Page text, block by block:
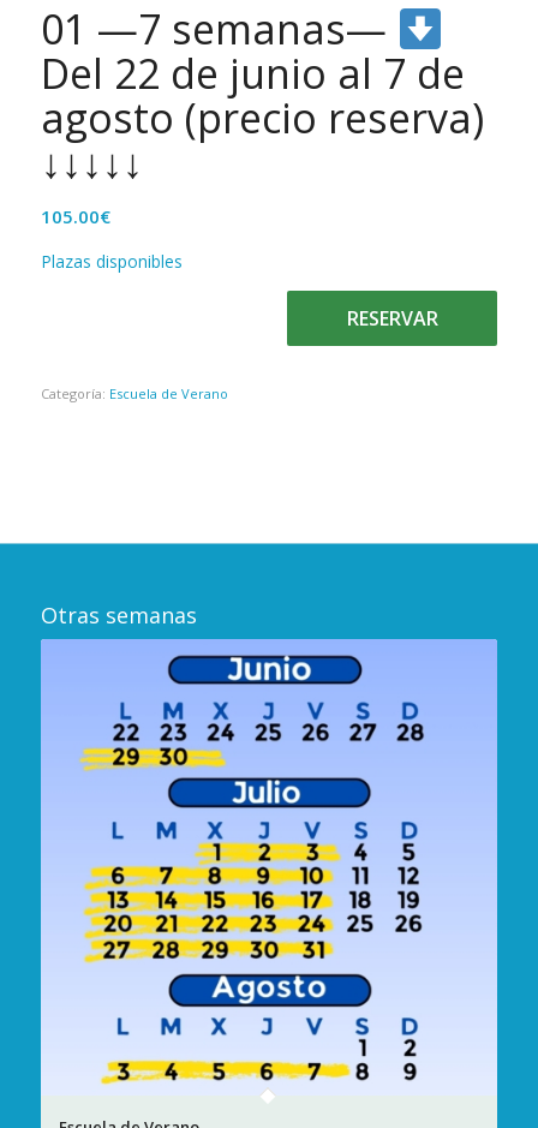
01 —7 semanas—
Del 22 de junio al 7 de
agosto (precio reserva)
↓↓↓↓↓
105.00€
Plazas disponibles
RESERVAR
Categoría: Escuela de Verano
Otras semanas